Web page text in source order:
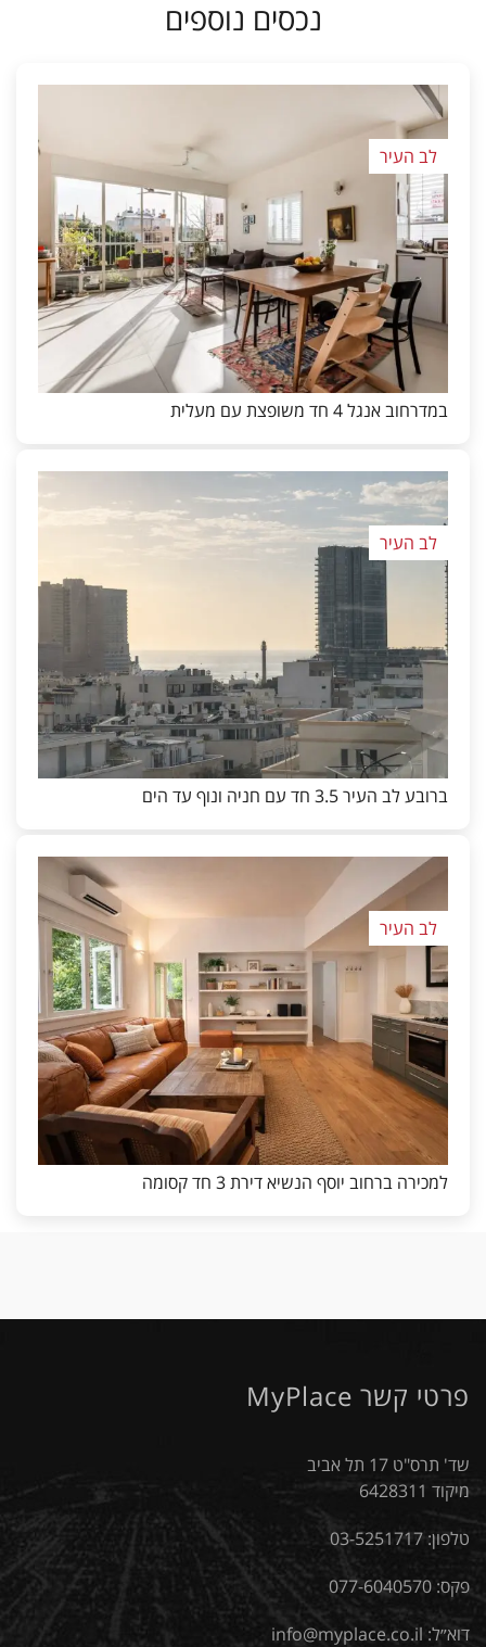
נכסים נוספים
לב העיר
במדרחוב אנגל 4 חד משופצת עם מעלית
לב העיר
ברובע לב העיר 3.5 חד עם חניה ונוף עד הים
לב העיר
למכירה ברחוב יוסף הנשיא דירת 3 חד קסומה
פרטי קשר MyPlace
שד' תרס"ט 17 תל אביב
מיקוד 6428311
טלפון:03-5251717
פקס: 077-6040570
דוא״ל: info@myplace.co.il